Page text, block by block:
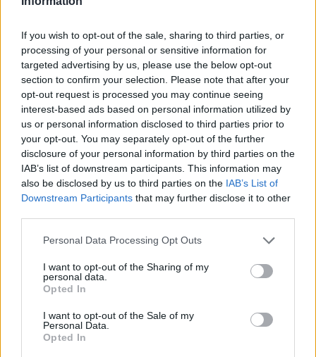
If you wish to opt-out of the sale, sharing to third parties, or
processing of your personal or sensitive information for
targeted advertising by us, please use the below opt-out
section to confirm your selection. Please note that after your
opt-out request is processed you may continue seeing
interest-based ads based on personal information utilized by
us or personal information disclosed to third parties prior to
your opt-out. You may separately opt-out of the further
disclosure of your personal information by third parties on the
IAB’s list of downstream participants. This information may
also be disclosed by us to third parties on the IAB’s List of
Downstream Participants that may further disclose it to other
Personal Data Processing Opt Outs
I want to opt-out of the Sharing of my
personal data.
Opted In
I want to opt-out of the Sale of my
Personal Data.
Opted In
2026. augusztus 06., csütörtök
Székelykeresztúri üzleteknél és
cégeknél razziáztak a hatóságok